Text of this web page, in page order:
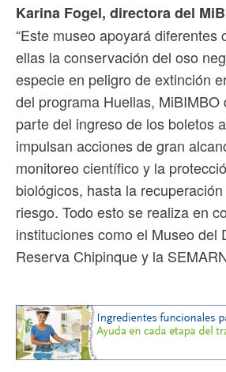
Karina Fogel, directora del
“Este museo apoyará diferentes
ellas la conservación del oso
especie en peligro de extinción
del programa Huellas, MiBIMBO
parte del ingreso de los boletos
impulsan acciones de gran
monitoreo científico y la
biológicos, hasta la
riesgo. Todo esto se realiza en
instituciones como el Museo del
Reserva Chipinque y la